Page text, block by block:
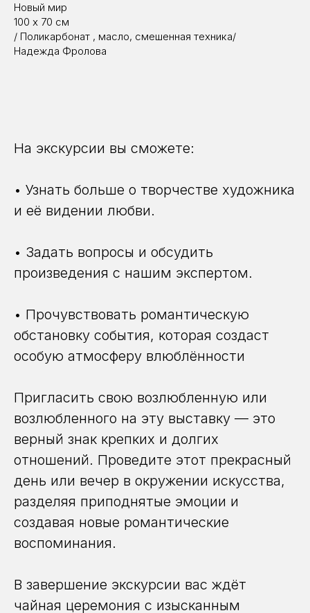
Новый мир
100 х 70 см
/ Поликарбонат , масло, смешенная техника/
Надежда Фролова
На экскурсии вы сможете:
• Узнать больше о творчестве художника
и её видении любви.
• Задать вопросы и обсудить
произведения с нашим экспертом.
• Прочувствовать романтическую
обстановку события, которая создаст
особую атмосферу влюблённости
Пригласить свою возлюбленную или
возлюбленного на эту выставку — это
верный знак крепких и долгих
отношений. Проведите этот прекрасный
день или вечер в окружении искусства,
разделяя приподнятые эмоции и
создавая новые романтические
воспоминания.
В завершение экскурсии вас ждёт
чайная церемония с изысканным